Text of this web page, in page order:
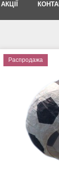
АКЦІЇ
Распродажа